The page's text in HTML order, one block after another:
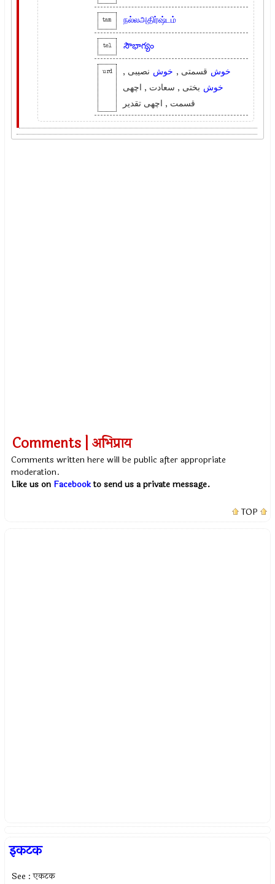
tam நல்லஅதிர்ஷ்டம்
tel సౌభాగ్యం
urd خوش قسمتی , خوش نصیبی ,
خوش بختی , سعادت , اچھی
قسمت , اچھی تقدیر
Comments | अभिप्राय
Comments written here will be public after appropriate
moderation.
Like us on Facebookto send us a private message.
TOP
इकटक
See : एकटक